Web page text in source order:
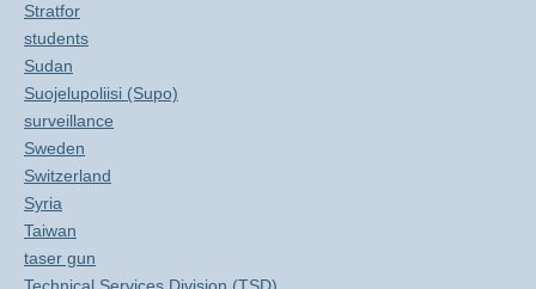
Stratfor
students
Sudan
Suojelupoliisi (Supo)
surveillance
Sweden
Switzerland
Syria
Taiwan
taser gun